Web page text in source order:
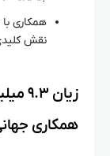
همکاری
نقش
همکاری